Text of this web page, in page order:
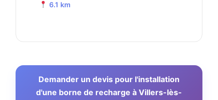
6.1 km
Demander un devis pour l'installation
d'une borne de recharge à Villers-lès-